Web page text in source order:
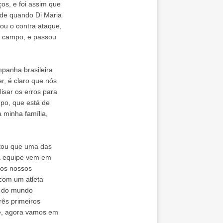
e foi assim que
quando Di Maria
o contra ataque,
e passou
brasileira
é claro que nós
os erros para
que está de
família,
que uma das
equipe vem em
nossos
um atleta
mundo
primeiros
agora vamos em